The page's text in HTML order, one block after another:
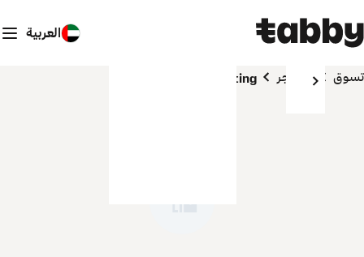
العربية
تسوق المتاجر kafoo key cutting